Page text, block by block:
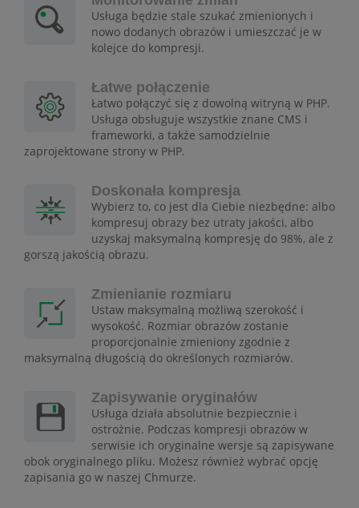
Usługa będzie stale szukać zmienionych i
nowo dodanych obrazów i umieszczać je w
kolejce do kompresji.
Łatwe połączenie
Łatwo połączyć się z dowolną witryną w PHP.
Usługa obsługuje wszystkie znane CMS i
frameworki, a także samodzielnie
zaprojektowane strony w PHP.
Doskonała kompresja
Wybierz to, co jest dla Ciebie niezbędne: albo
kompresuj obrazy bez utraty jakości, albo
uzyskaj maksymalną kompresję do 98%, ale z
gorszą jakością obrazu.
Zmienianie rozmiaru
Ustaw maksymalną możliwą szerokość i
wysokość. Rozmiar obrazów zostanie
proporcjonalnie zmieniony zgodnie z
maksymalną długością do określonych rozmiarów.
Zapisywanie oryginałów
Usługa działa absolutnie bezpiecznie i
ostrożnie. Podczas kompresji obrazów w
serwisie ich oryginalne wersje są zapisywane
obok oryginalnego pliku. Możesz również wybrać opcję
zapisania go w naszej Chmurze.